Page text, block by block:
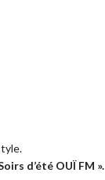
d’été OUÏ FM ».